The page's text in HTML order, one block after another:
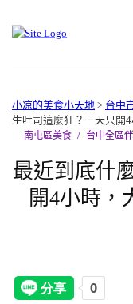
小凉的美食小天地 > 台中
生吐司這麼狂？一天只開
南屯區美食 台中全區
最近到底什
開4小時，